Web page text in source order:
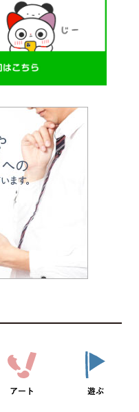
アート 遊ぶ